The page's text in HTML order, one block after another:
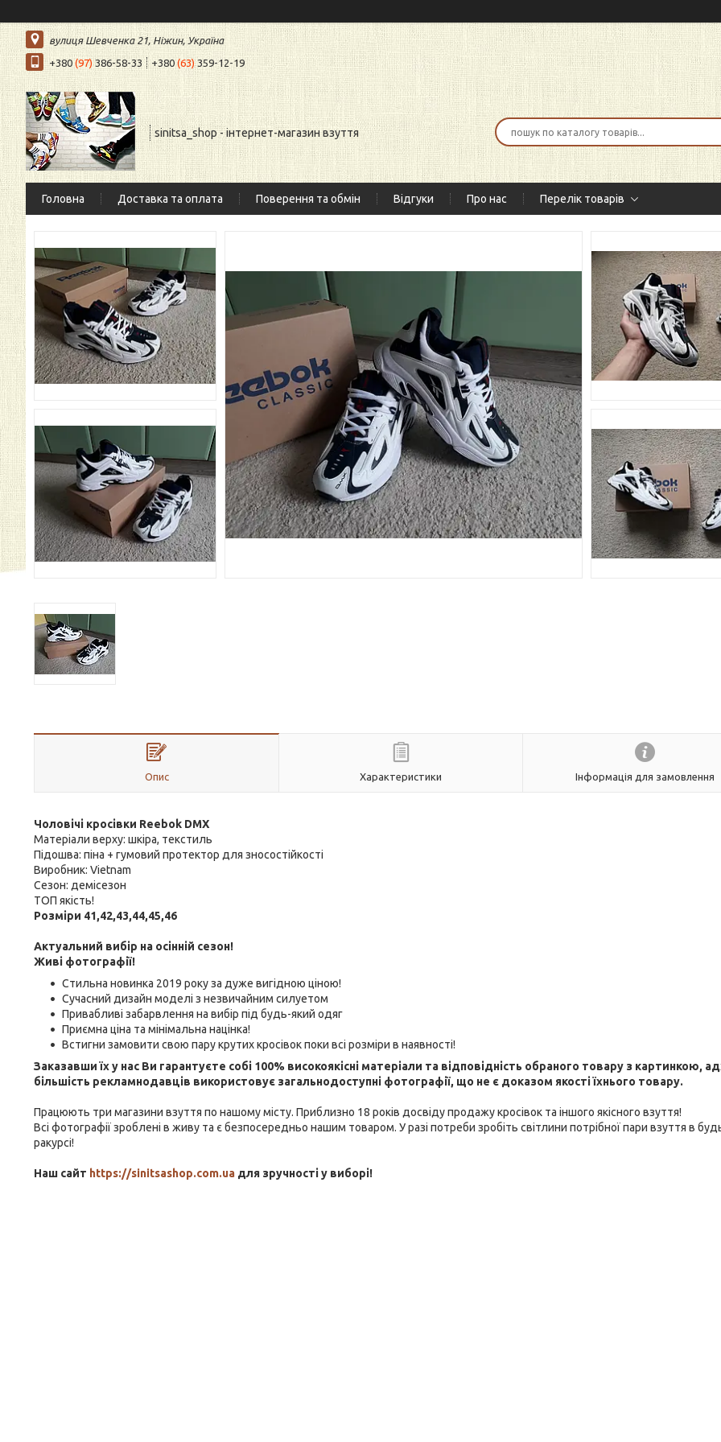
вулиця Шевченка 21, Ніжин, Україна
+380 (97)386-58-33 +380(63)359-12-19
sinitsa_shop - інтернет-магазин взуття
Головна Доставка та оплата Поверення та обмін Відгуки Про нас Перелік товарів
Опис Характеристики Інформація для замовлення
Чоловічі кросівки Reebok DMX
Матеріали верху: шкіра, текстиль
Підошва: піна + гумовий протектор для зносостійкості
Виробник: Vietnam
Сезон: демісезон
ТОП якість!
Розміри 41,42,43,44,45,46
Актуальний вибір на осінній сезон!
Живі фотографії!
Стильна новинка 2019 року за дуже вигідною ціною!
Сучасний дизайн моделі з незвичайним силуетом
Привабливі забарвлення на вибір під будь-який одяг
Приємна ціна та мінімальна націнка!
Встигни замовити свою пару крутих кросівок поки всі розміри в наявності!
Заказавши їх у нас Ви гарантуєте собі 100% високоякісні матеріали та відповідність обраного товару з картинкою,
більшість рекламнодавців використовує загальнодоступні фотографії, що не є доказом якості їхнього товару.
Працюють три магазини взуття по нашому місту. Приблизно 18 років досвіду продажу кросівок та іншого якісного взуття!
Всі фотографії зроблені в живу та є безпосередньо нашим товаром. У разі потреби зробіть світлини потрібної пари взуття в
ракурсі!
Наш сайт https://sinitsashop.com.ua для зручності у виборі!